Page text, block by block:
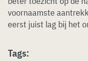
voornaamste
eerst juist lag bij het
Tags: